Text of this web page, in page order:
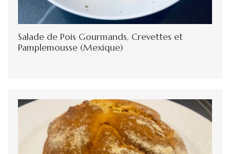
Salade de Pois Gourmands, Crevettes et
Pamplemousse (Mexique)